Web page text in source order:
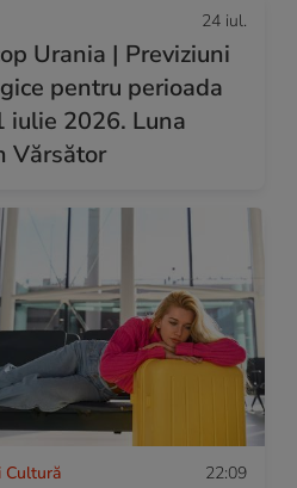
24 iul.
Urania | Previziuni
pentru perioada
iulie 2026. Luna
Vărsător
Cultură 22:09